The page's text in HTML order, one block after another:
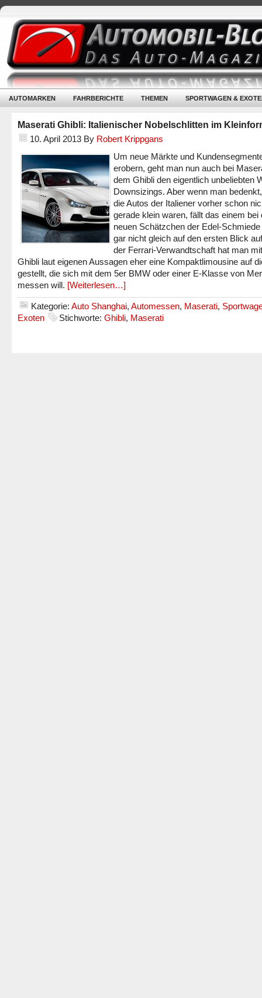
AUTOMARKEN FAHRBERICHTE THEMEN SPORTWAGEN &
Maserati Ghibli: Italienischer Nobelschlitten im
10. April 2013 By Robert Krippgans
Um neue Märkte und
erobern, geht man nun auch bei
dem Ghibli den eigentlich unbeliebten
Downsizings. Aber wenn man
die Autos der Italiener vorher schon
gerade klein waren, fällt das einem bei
neuen Schätzchen der Edel-
gar nicht gleich auf den ersten Blick
der Ferrari-Verwandtschaft hat man
Ghibli laut eigenen Aussagen eher eine Kompaktlimousine auf
gestellt, die sich mit dem 5er BMW oder einer E-Klasse von
messen will. [Weiterlesen…]
Kategorie: Auto Shanghai, Automessen, Maserati,
Exoten
Stichworte: Ghibli, Maserati